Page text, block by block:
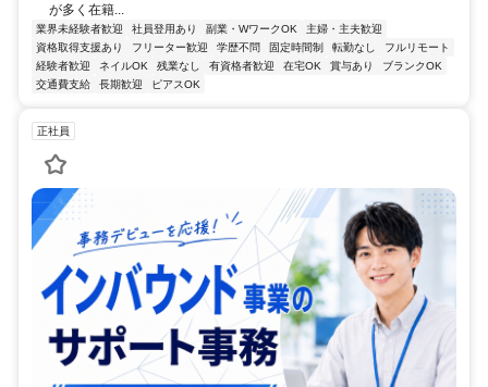
が多く在籍...
業界未経験者歓迎 社員登用あり 副業・WワークOK
主婦・主夫歓迎
資格取得支援あり
フリーター歓迎 学歴不問 固定時間制 転勤なし
フルリモート
経験者歓迎
ネイルOK 残業なし 有資格者歓迎 在宅OK 賞与あり
ブランクOK
交通費支給
長期歓迎 ピアスOK
正社員